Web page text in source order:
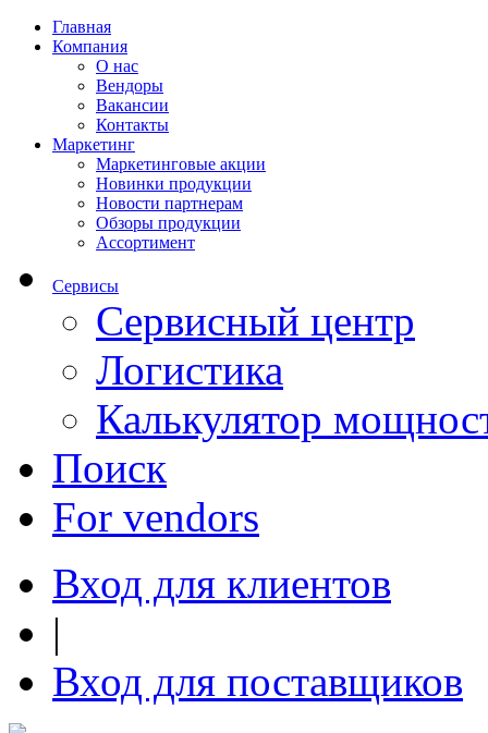
Главная
Компания
О нас
Вендоры
Вакансии
Контакты
Маркетинг
Маркетинговые акции
Новинки продукции
Новости партнерам
Обзоры продукции
Ассортимент
Сервисы
Сервисный центр
Логистика
Калькулятор
Поиск
For vendors
Вход для клиентов
|
Вход для поставщиков